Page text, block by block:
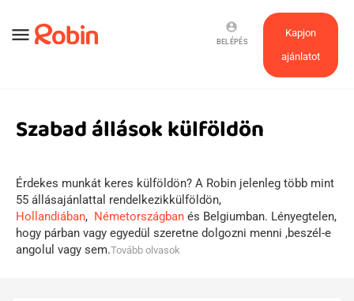
menu
Kapjon
ajánlatot
account_circle
BELÉPÉS
Szabad állások külföldön
Érdekes munkát keres külföldön? A Robin jelenleg több mint
55 állásajánlattal rendelkezikkülföldön,
Hollandiában, Németországban és Belgiumban. Lényegtelen,
hogy párban vagy egyedül szeretne dolgozni menni ,beszél-e
angolul vagy sem.Tovább olvasok